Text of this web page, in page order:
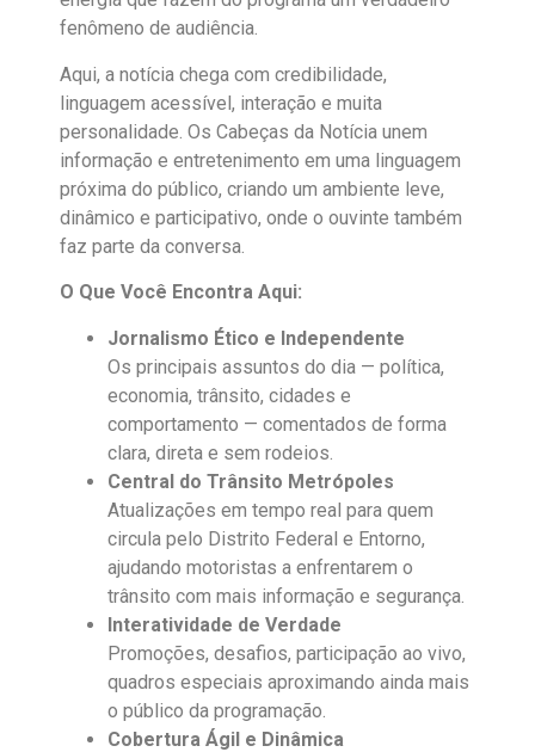
fenômeno de audiência.
Aqui, a notícia chega com credibilidade,
linguagem acessível, interação e muita
personalidade. Os Cabeças da Notícia unem
informação e entretenimento em uma linguagem
próxima do público, criando um ambiente leve,
dinâmico e participativo, onde o ouvinte também
faz parte da conversa.
O Que Você Encontra Aqui:
Jornalismo Ético e Independente
Os principais assuntos do dia — política,
economia, trânsito, cidades e
comportamento — comentados de forma
clara, direta e sem rodeios.
Central do Trânsito Metrópoles
Atualizações em tempo real para quem
circula pelo Distrito Federal e Entorno,
ajudando motoristas a enfrentarem o
trânsito com mais informação e segurança.
Interatividade de Verdade
Promoções, desafios, participação ao vivo,
quadros especiais aproximando ainda mais
o público da programação.
Cobertura Ágil e Dinâmica